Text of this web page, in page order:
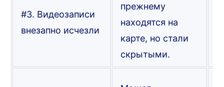
#3. Видеозаписи
внезапно исчезли
прежнему
находятся на
карте, но стали
скрытыми.